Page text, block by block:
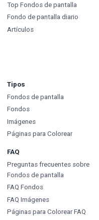
Top Fondos de pantalla
Fondo de pantalla diario
Artículos
Tipos
Fondos de pantalla
Fondos
Imágenes
Páginas para Colorear
FAQ
Preguntas frecuentes sobre
Fondos de pantalla
FAQ Fondos
FAQ Imágenes
Páginas para Colorear FAQ